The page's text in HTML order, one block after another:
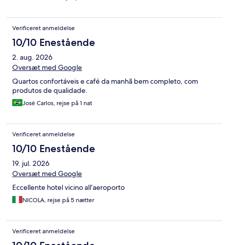
Verificeret anmeldelse
10/10 Enestående
2. aug. 2026
Oversæt med Google
Quartos confortáveis e café da manhã bem completo, com
produtos de qualidade.
José Carlos, rejse på 1 nat
Verificeret anmeldelse
10/10 Enestående
19. jul. 2026
Oversæt med Google
Eccellente hotel vicino all’aeroporto
NICOLA, rejse på 5 nætter
Verificeret anmeldelse